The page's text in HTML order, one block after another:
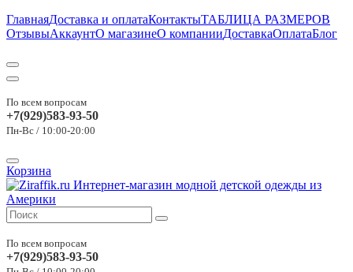
ГлавнаяДоставка и оплатаКонтактыТАБЛИЦА РАЗМЕРОВ
ОтзывыАккаунтО магазинеО компанииДоставкаОплатаБлог
По всем вопросам
+7(929)583-93-50
Пн-Вс / 10:00-20:00
Корзина
По всем вопросам
+7(929)583-93-50